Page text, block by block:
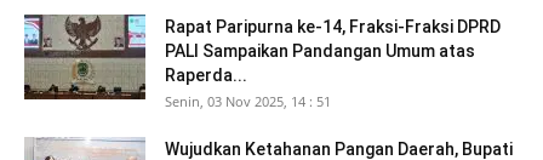
Rapat Paripurna ke-14, Fraksi-Fraksi DPRD
PALI Sampaikan Pandangan Umum atas
Raperda...
Senin, 03 Nov 2025, 14 : 51
Wujudkan Ketahanan Pangan Daerah, Bupati